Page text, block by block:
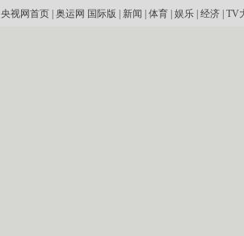
央视网首页| 奥运网 国际版 新闻 体育| 娱乐| 经济| TV